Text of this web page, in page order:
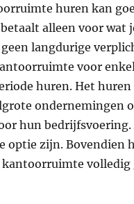
huren kan
betaalt alleen voor
langdurige
voor
huren. Het
ondernemingen
hun
optie zijn. Bovendien
volledig